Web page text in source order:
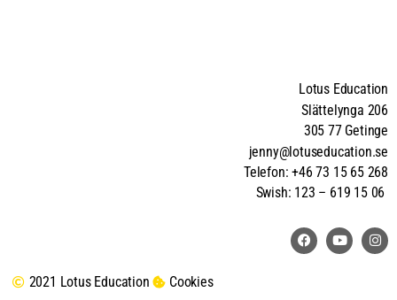
Lotus Education
Slättelynga 206
305 77 Getinge
jenny@lotuseducation.se
Telefon: +46 73 15 65 268
Swish: 123 – 619 15 06
2021 Lotus Education Cookies